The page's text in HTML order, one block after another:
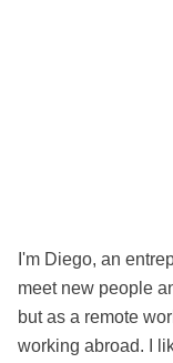
I'm Diego, an
meet new people
but as a remote
working abroad. I